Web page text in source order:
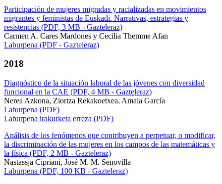
Participación de mujeres migradas y racializadas en movimientos
migrantes y feministas de Euskadi. Narrativas, estrategias y
resistencias (PDF, 3 MB - Gazteleraz)
Carmen A. Cares Mardones y Cecilia Themme Afan
Laburpena (PDF - Gazteleraz)
2018
Diagnóstico de la situación laboral de las jóvenes con diversidad
funcional en la CAE (PDF, 4 MB - Gazteleraz)
Nerea Azkona, Ziortza Rekakoetxea, Amaia García
Laburpena (PDF)
Laburpena irakurketa erreza (PDF)
Análisis de los fenómenos que contribuyen a perpetuar, o modificar,
la discriminación de las mujeres en los campos de las matemáticas y
la física (PDF, 2 MB - Gazteleraz)
Nastassja Cipriani, José M. M. Senovilla
Laburpena (PDF, 100 KB - Gazteleraz)